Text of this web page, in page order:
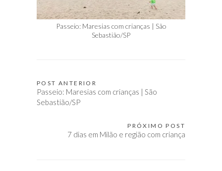
Passeio: Maresias com crianças | São
Sebastião/SP
Navegação
de
POST ANTERIOR
Passeio: Maresias com crianças | São
Sebastião/SP
PRÓXIMO POST
7 dias em Milão e região com criança